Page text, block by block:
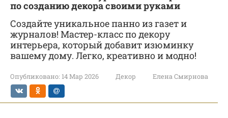
по созданию декора своими руками
Создайте уникальное панно из газет и
журналов! Мастер-класс по декору
интерьера, который добавит изюминку
вашему дому. Легко, креативно и модно!
Опубликовано: 14 Мар 2026 Декор Елена Смирнова